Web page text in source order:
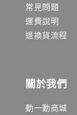
常見問題
運費說明
退換貨流程
關於我們
動一動商城